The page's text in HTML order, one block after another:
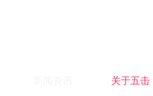
关于五击